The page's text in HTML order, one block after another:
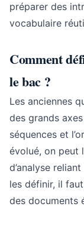
préparer des
vocabulaire
Comment
le bac ?
Les anciennes
des grands
séquences et
évolué, on peut
d’analyse
les définir, il
des documents